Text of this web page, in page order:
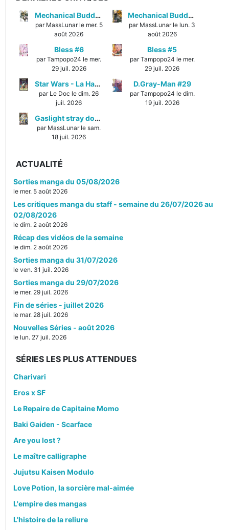
Mechanical Buddy Universe #1
par MassLunar le mer. 5
août 2026
Mechanical Buddy Universe #0
par MassLunar le lun. 3
août 2026
Bless #6
par Tampopo24 le mer.
29 juil. 2026
Bless #5
par Tampopo24 le mer.
29 juil. 2026
Star Wars - La Haute République - Un équilibre fragile
par Le Doc le dim. 26
juil. 2026
D.Gray-Man #29
par Tampopo24 le dim.
19 juil. 2026
Gaslight stray dog detectives #1
par MassLunar le sam.
18 juil. 2026
ACTUALITÉ
Sorties manga du 05/08/2026
le mer. 5 août 2026
Les critiques manga du staff - semaine du 26/07/2026 au
02/08/2026
le dim. 2 août 2026
Récap des vidéos de la semaine
le dim. 2 août 2026
Sorties manga du 31/07/2026
le ven. 31 juil. 2026
Sorties manga du 29/07/2026
le mer. 29 juil. 2026
Fin de séries - juillet 2026
le mar. 28 juil. 2026
Nouvelles Séries - août 2026
le lun. 27 juil. 2026
SÉRIES LES PLUS ATTENDUES
Charivari
Eros x SF
Le Repaire de Capitaine Momo
Baki Gaiden - Scarface
Are you lost ?
Le maître calligraphe
Jujutsu Kaisen Modulo
Love Potion, la sorcière mal-aimée
L'empire des mangas
L'histoire de la reliure